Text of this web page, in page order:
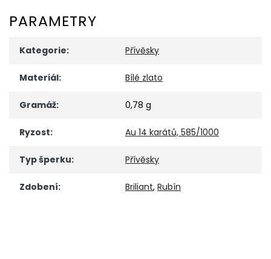
PARAMETRY
Kategorie: Přívěsky
Materiál: Bílé zlato
Gramáž: 0,78 g
Ryzost: Au 14 karátů, 585/1000
Typ šperku: Přívěsky
Zdobení: Briliant, Rubín